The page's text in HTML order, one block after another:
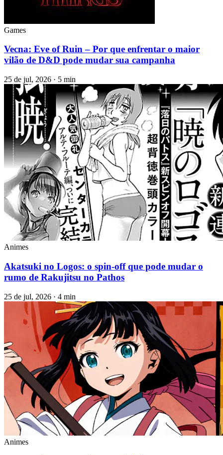
Games
Vecna: Eve of Ruin – Por que enfrentar o maior
vilão de D&D pode mudar sua campanha
25 de jul, 2026 · 5 min
Animes
Akatsuki no Logos: o spin‑off que pode mudar o
rumo de Rakujitsu no Pathos
25 de jul, 2026 · 4 min
Animes